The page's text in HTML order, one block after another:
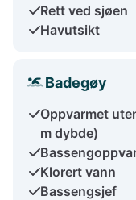
Rett ved sjøen
Havutsikt
Badegøy
Oppvarmet
m dybde)
Klorert vann
Bassengsjef